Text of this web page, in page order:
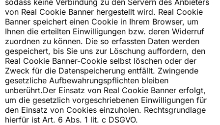
sodass keine Verbindung zu den Servern des Anbieters
von Real Cookie Banner hergestellt wird. Real Cookie
Banner speichert einen Cookie in Ihrem Browser, um
Ihnen die erteilten Einwilligungen bzw. deren Widerruf
zuordnen zu können. Die so erfassten Daten werden
gespeichert, bis Sie uns zur Löschung auffordern, den
Real Cookie Banner-Cookie selbst löschen oder der
Zweck für die Datenspeicherung entfällt. Zwingende
gesetzliche Aufbewahrungspflichten bleiben
unberührt.Der Einsatz von Real Cookie Banner erfolgt,
um die gesetzlich vorgeschriebenen Einwilligungen für
den Einsatz von Cookies einzuholen. Rechtsgrundlage
hierfür ist Art. 6 Abs. 1 lit. c DSGVO.